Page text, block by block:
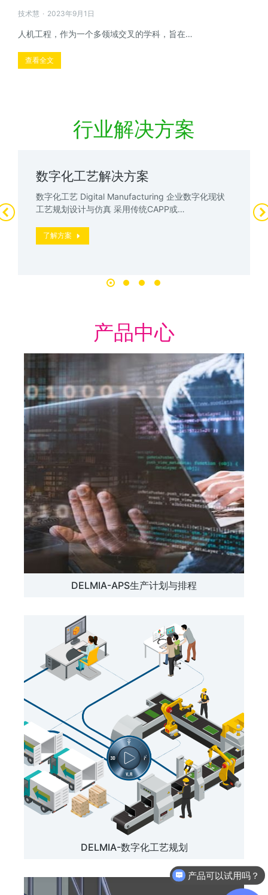
技术慧 2023年9月1日
人机工程，作为一个多领域交叉的学科，旨在…
查看全文
行业解决方案
数字化工艺解决方案
数字化工艺 Digital Manufacturing 企业数字化现状
工艺规划设计与仿真 采用传统CAPP或…
了解方案
产品中心
DELMIA-APS生产计划与排程
DELMIA-数字化工艺规划
软件有折扣吗？